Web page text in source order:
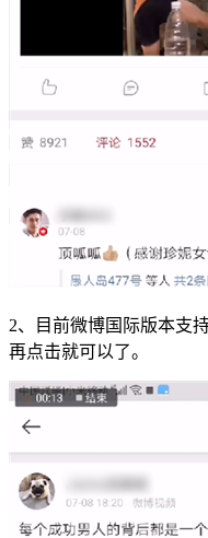
2、目前微博国际版本支
再点击就可以了。